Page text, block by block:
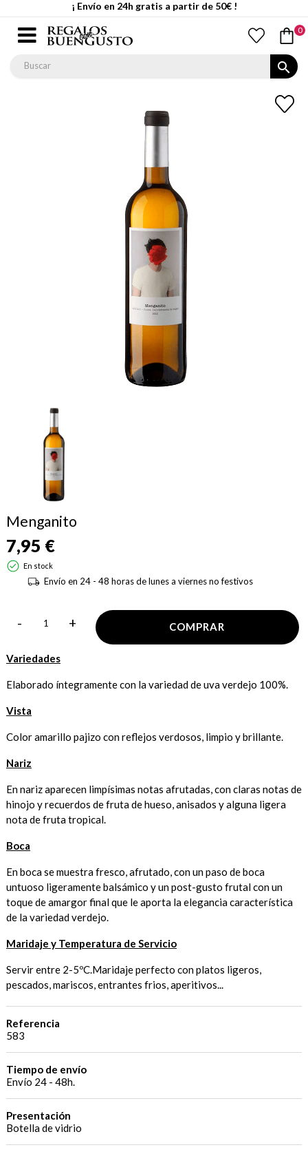
¡ Envío en 24h gratis a partir de 50€ !
0
search
Menganito
7,95 €
En stock
Envío en 24 - 48 horas de lunes a viernes no festivos
- + COMPRAR
Variedades
Elaborado íntegramente con la variedad de uva verdejo 100%.
Vista
Color amarillo pajizo con reflejos verdosos, limpio y brillante.
Nariz
En nariz aparecen limpísimas notas afrutadas, con claras notas de
hinojo y recuerdos de fruta de hueso, anisados y alguna ligera
nota de fruta tropical.
Boca
En boca se muestra fresco, afrutado, con un paso de boca
untuoso ligeramente balsámico y un post-gusto frutal con un
toque de amargor final que le aporta la elegancia característica
de la variedad verdejo.
Maridaje y Temperatura de Servicio
Servir entre 2-5ºC.Maridaje perfecto con platos ligeros,
pescados, mariscos, entrantes frios, aperitivos...
Referencia
583
Tiempo de envío
Envío 24 - 48h.
Presentación
Botella de vidrio